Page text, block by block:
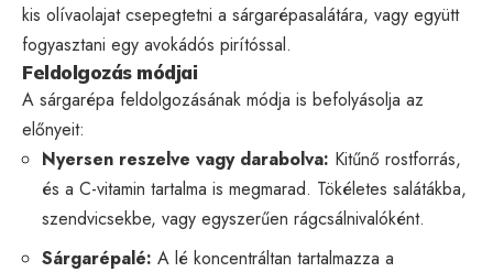
kis olívaolajat csepegtetni a sárgarépasalátára, vagy együtt
fogyasztani egy avokádós pirítóssal.
Feldolgozás módjai
A sárgarépa feldolgozásának módja is befolyásolja az
előnyeit:
Nyersen reszelve vagy darabolva: Kitűnő rostforrás,
és a C-vitamin tartalma is megmarad. Tökéletes salátákba,
szendvicsekbe, vagy egyszerűen rágcsálnivalóként.
Sárgarépalé: A lé koncentráltan tartalmazza a